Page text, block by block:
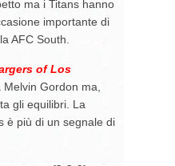
ma i Titans hanno
importante di
AFC South.
of Los
Melvin Gordon ma,
gli equilibri. La
è più di un segnale di